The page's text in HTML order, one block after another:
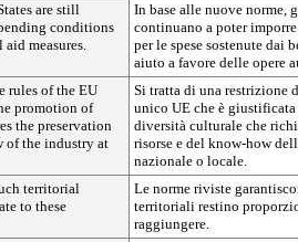
are still
conditions
measures.
In base alle nuove norme,
continuano a poter
per le spese sostenute dai
aiuto a favore delle opere
rules of the EU
promotion of
the preservation
of the industry at
Si tratta di una restrizione
unico UE che è
diversità culturale che
risorse e del know-how
nazionale o locale.
territorial
to these
Le norme riviste
territoriali restino
raggiungere.